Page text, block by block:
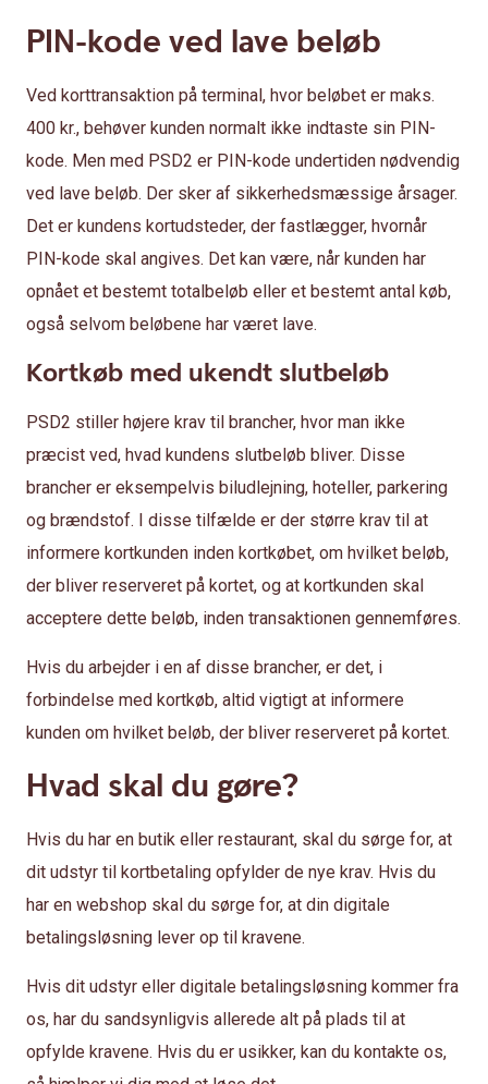
PIN-kode ved lave beløb
Ved korttransaktion på terminal, hvor beløbet er maks.
400 kr., behøver kunden normalt ikke indtaste sin PIN-
kode. Men med PSD2 er PIN-kode undertiden nødvendig
ved lave beløb. Der sker af sikkerhedsmæssige årsager.
Det er kundens kortudsteder, der fastlægger, hvornår
PIN-kode skal angives. Det kan være, når kunden har
opnået et bestemt totalbeløb eller et bestemt antal køb,
også selvom beløbene har været lave.
Kortkøb med ukendt slutbeløb
PSD2 stiller højere krav til brancher, hvor man ikke
præcist ved, hvad kundens slutbeløb bliver. Disse
brancher er eksempelvis biludlejning, hoteller, parkering
og brændstof. I disse tilfælde er der større krav til at
informere kortkunden inden kortkøbet, om hvilket beløb,
der bliver reserveret på kortet, og at kortkunden skal
acceptere dette beløb, inden transaktionen gennemføres.
Hvis du arbejder i en af disse brancher, er det, i
forbindelse med kortkøb, altid vigtigt at informere
kunden om hvilket beløb, der bliver reserveret på kortet.
Hvad skal du gøre?
Hvis du har en butik eller restaurant, skal du sørge for, at
dit udstyr til kortbetaling opfylder de nye krav. Hvis du
har en webshop skal du sørge for, at din digitale
betalingsløsning lever op til kravene.
Hvis dit udstyr eller digitale betalingsløsning kommer fra
os, har du sandsynligvis allerede alt på plads til at
opfylde kravene. Hvis du er usikker, kan du kontakte os,